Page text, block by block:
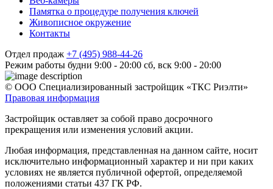
Памятка о процедуре получения ключей
Живописное окружение
Контакты
Отдел продаж +7 (495) 988-44-26
Режим работы будни 9:00 - 20:00 сб, вск 9:00 - 20:00
© ООО Специализированный застройщик «ТКС Риэлти»
Правовая информация
Застройщик оставляет за собой право досрочного
прекращения или изменения условий акции.
Любая информация, представленная на данном сайте, носит
исключительно информационный характер и ни при каких
условиях не является публичной офертой, определяемой
положениями статьи 437 ГК РФ.